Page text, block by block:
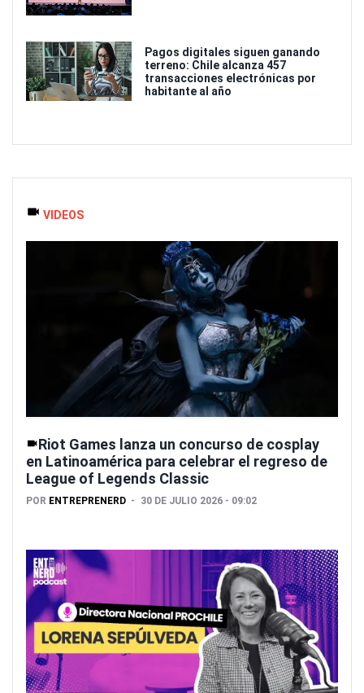
Pagos digitales siguen ganando
terreno: Chile alcanza 457
transacciones electrónicas por
habitante al año
VIDEOS
Riot Games lanza un concurso de cosplay
en Latinoamérica para celebrar el regreso de
League of Legends Classic
POR ENTREPRENERD 30 DE JULIO 2026 - 09:02